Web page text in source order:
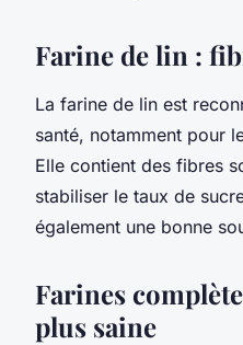
Farine de lin :
La farine de lin est
santé, notamment pour
Elle contient des fibres
stabiliser le taux de
également une bonne
Farines
plus saine